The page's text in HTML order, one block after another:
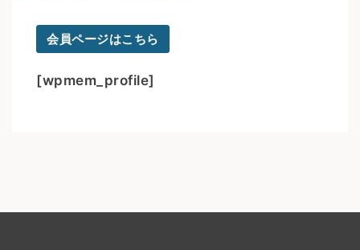
会員ページはこちら
[wpmem_profile]